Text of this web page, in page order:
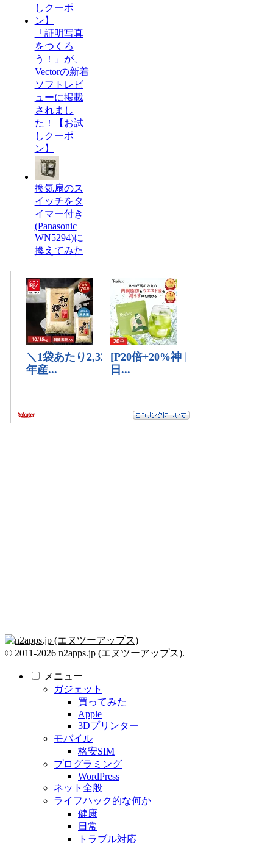
「証明写真
をつくろ
う！」が、
Vectorの新着
ソフトレビ
ューに掲載
されまし
た！【お試
しクーポ
ン】
換気扇のス
イッチをタ
イマー付き
(Panasonic
WN5294)に
換えてみた
© 2011-2026 n2apps.jp (エヌツーアップス).
メニュー
ガジェット
買ってみた
Apple
3Dプリンター
モバイル
格安SIM
プログラミング
WordPress
ネット全般
ライフハック的な何か
健康
日常
トラブル対応